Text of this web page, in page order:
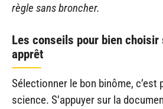
règle sans broncher.
Les conseils pour bien choisir
apprêt
Sélectionner le bon binôme, c’est
science. S’appuyer sur la